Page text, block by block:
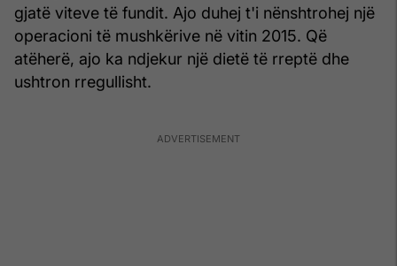
gjatë viteve të fundit. Ajo duhej t'i nënshtrohej një
operacioni të mushkërive në vitin 2015. Që
atëherë, ajo ka ndjekur një dietë të rreptë dhe
ushtron rregullisht.